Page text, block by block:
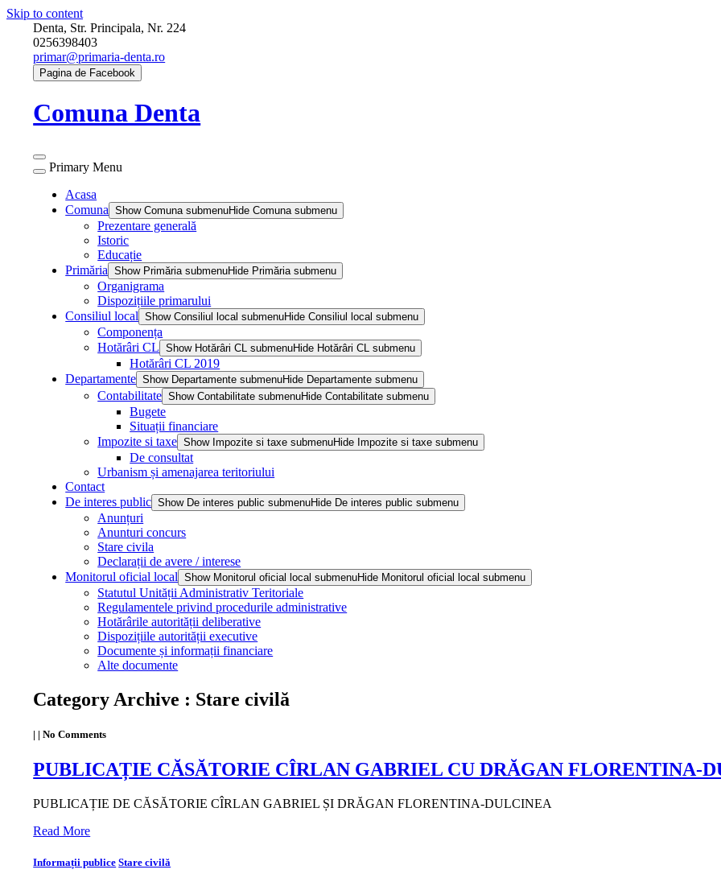
Skip to content
Denta, Str. Principala, Nr. 224
0256398403
primar@primaria-denta.ro
Pagina de Facebook
Comuna Denta
Primary Menu
Acasa
Comuna
Show Comuna submenuHide Comuna submenu
Prezentare generală
Istoric
Educație
Primăria
Show Primăria submenuHide Primăria submenu
Organigrama
Dispozițiile primarului
Consiliul local
Show Consiliul local submenuHide Consiliul local submenu
Componența
Hotărâri CL
Show Hotărâri CL submenuHide Hotărâri CL submenu
Hotărâri CL 2019
Departamente Show Departamente submenuHide Departamente submenu
Contabilitate Show Contabilitate submenuHide Contabilitate submenu
Bugete
Situații financiare
Impozite si taxe Show Impozite si taxe submenuHide Impozite si taxe submenu
De consultat
Urbanism și amenajarea teritoriului
Contact
De interes public Show De interes public submenuHide De interes public submenu
Anunțuri
Anunturi concurs
Stare civila
Declarații de avere / interese
Monitorul oficial local
Show Monitorul oficial local submenuHide Monitorul oficial local submenu
Statutul Unității Administrativ Teritoriale
Regulamentele privind procedurile administrative
Hotărârile autorității deliberative
Dispozițiile autorității executive
Documente și informații financiare
Alte documente
Category Archive : Stare civilă
| |No Comments
PUBLICAȚIE CĂSĂTORIE CÎRLAN GABRIEL CU DRĂGAN FLORENTINA-
PUBLICAȚIE DE CĂSĂTORIE CÎRLAN GABRIEL ȘI DRĂGAN FLORENTINA-DULCINEA
Read More
Informații publice Stare civilă